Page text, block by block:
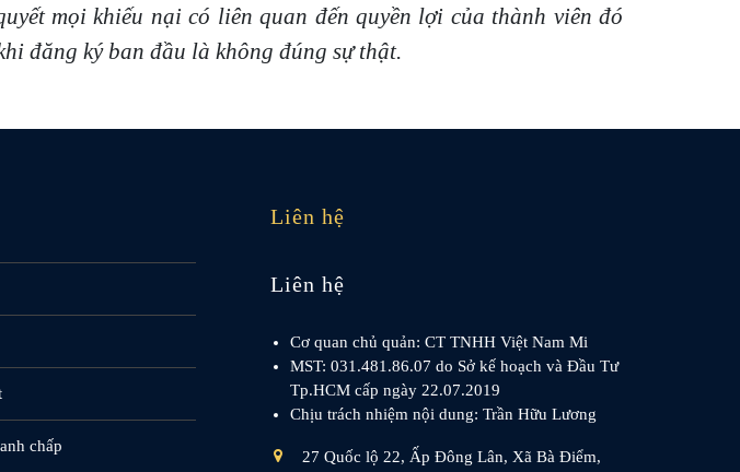
mọi khiếu nại có liên quan đến quyền lợi của thành viên đó
đăng ký ban đầu là không đúng sự thật.
chấp
Liên hệ
Liên hệ
Cơ quan chủ quản: CT TNHH Việt Nam Mi
MST: 031.481.86.07 do Sở kế hoạch và Đầu Tư
Tp.HCM cấp ngày 22.07.2019
Chịu trách nhiệm nội dung: Trần Hữu Lương
27 Quốc lộ 22, Ấp Đông Lân, Xã Bà Điểm,